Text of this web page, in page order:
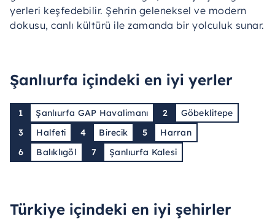
yerleri keşfedebilir. Şehrin geleneksel ve modern
dokusu, canlı kültürü ile zamanda bir yolculuk sunar.
Şanlıurfa içindeki en iyi yerler
1 Şanlıurfa GAP Havalimanı 2
Göbeklitepe
3
Halfeti 4 Birecik 5
Harran
6
Balıklıgöl 7 Şanlıurfa Kalesi
Türkiye içindeki en iyi şehirler